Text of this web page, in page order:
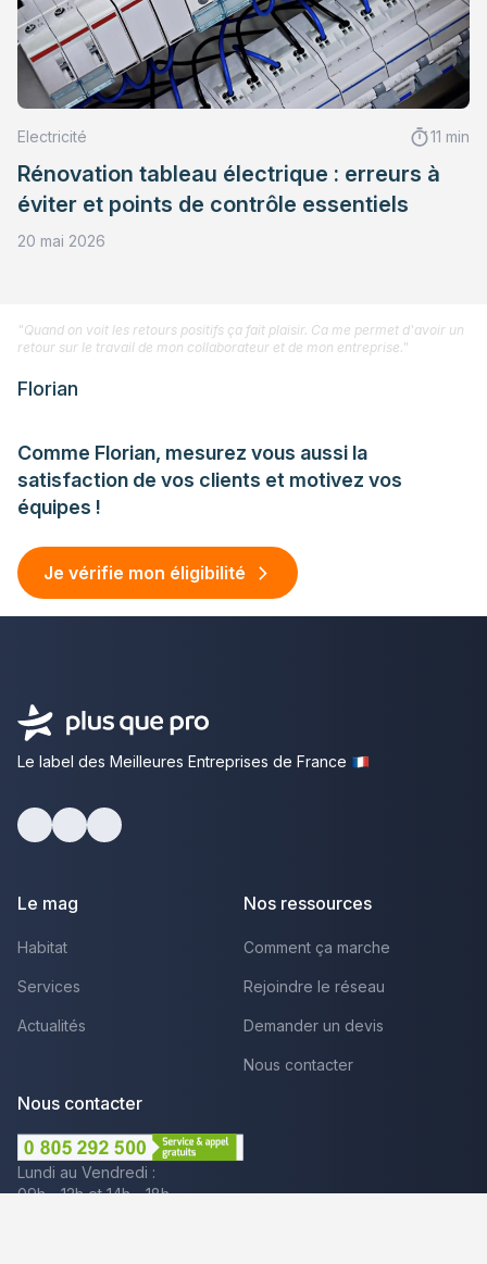
Electricité 11 min
Rénovation tableau électrique : erreurs à
éviter et points de contrôle essentiels
20 mai 2026
Comme Florian, mesurez vous aussi la
satisfaction de vos clients et motivez vos
équipes !
Je vérifie mon éligibilité
"Quand on voit les retours positifs ça fait plaisir. Ca me permet d'avoir un
retour sur le travail de mon collaborateur et de mon entreprise."
Florian
Le label des Meilleures Entreprises de France
Le mag
Habitat
Services
Actualités
Nos ressources
Comment ça marche
Rejoindre le réseau
Demander un devis
Nous contacter
Nous contacter
Lundi au Vendredi :
09h - 12h et 14h - 18h